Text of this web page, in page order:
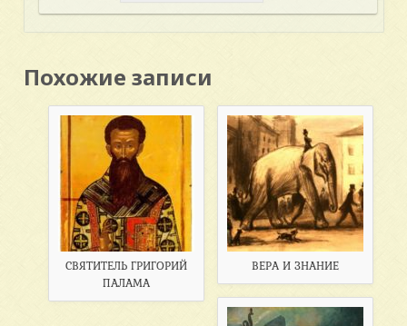
Похожие записи
СВЯТИТЕЛЬ ГРИГОРИЙ
ПАЛАМА
ВЕРА И ЗНАНИЕ